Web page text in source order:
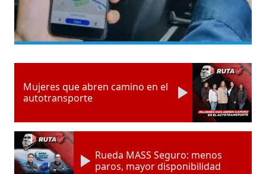
Mujeres que abren camino en el
autotransporte
Rueda MASS Seguro: menos
paros, mayor disponibilidad